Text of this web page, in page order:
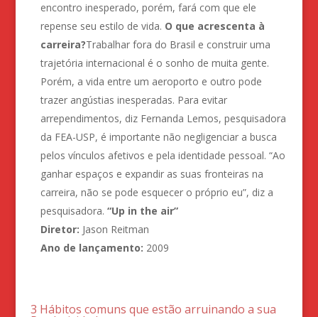
encontro inesperado, porém, fará com que ele
repense seu estilo de vida. O que acrescenta à
carreira?Trabalhar fora do Brasil e construir uma
trajetória internacional é o sonho de muita gente.
Porém, a vida entre um aeroporto e outro pode
trazer angústias inesperadas. Para evitar
arrependimentos, diz Fernanda Lemos, pesquisadora
da FEA-USP, é importante não negligenciar a busca
pelos vínculos afetivos e pela identidade pessoal. “Ao
ganhar espaços e expandir as suas fronteiras na
carreira, não se pode esquecer o próprio eu”, diz a
pesquisadora. “Up in the air”
Diretor: Jason Reitman
Ano de lançamento: 2009
3 Hábitos comuns que estão arruinando a sua